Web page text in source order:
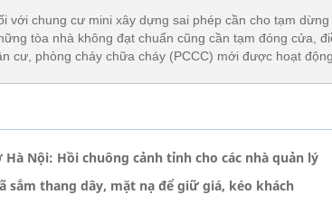
với chung cư mini xây dựng sai phép cần cho tạm dừng
tòa nhà không đạt chuẩn cũng cần tạm đóng cửa,
cư, phòng cháy chữa cháy (PCCC) mới được hoạt
Nội: Hồi chuông cảnh tỉnh cho các nhà quản lý
sắm thang dây, mặt nạ để giữ giá, kéo khách